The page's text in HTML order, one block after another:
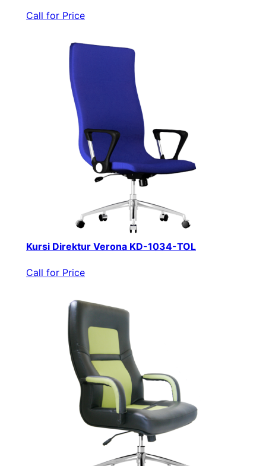
Call for Price
Kursi Direktur Verona KD-1034-TOL
Call for Price